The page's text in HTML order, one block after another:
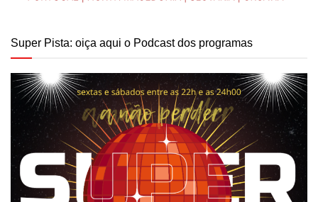
Super Pista: oiça aqui o Podcast dos programas